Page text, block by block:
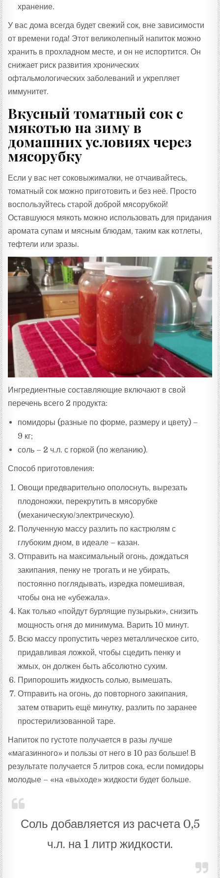
хранение.
У вас дома всегда будет свежий сок, вне зависимости
от времени года! Этот великолепный напиток можно
хранить в прохладном месте, и он не испортится. Он
снижает риск развития хронических
офтальмологических заболеваний и укрепляет
иммунитет.
Вкусный томатный сок с
мякотью на зиму в
домашних условиях через
мясорубку
Если у вас нет соковыжималки, не отчаивайтесь,
томатный сок можно приготовить и без неё. Просто
воспользуйтесь старой доброй мясорубкой!
Оставшуюся мякоть можно использовать для придания
аромата супам и мясным блюдам, таким как котлеты,
тефтели или зразы.
Ингредиентные составляющие включают в свой
перечень всего 2 продукта:
помидоры (разные по форме, размеру и цвету) –
9 кг;
соль – 2 ч.л. с горкой (по желанию).
Способ приготовления:
Овощи предварительно ополоснуть, вырезать
плодоножки, перекрутить в мясорубке
(механическую/электрическую).
Полученную массу разлить по кастрюлям с
глубоким дном, в идеале – казан.
Отправить на максимальный огонь, дождаться
закипания, пенку не трогать и не убирать,
постоянно поглядывать, изредка помешивая,
чтобы она не «убежала».
Как только «пойдут бурлящие пузырьки», снизить
мощность огня до минимума. Варить 10 минут.
Всю массу пропустить через металлическое сито,
придавливая ложкой, чтобы сцедить пенку и
жмых, он должен быть абсолютно сухим.
Припорошить жидкость солью, вымешать.
Отправить на огонь, до повторного закипания,
затем отварить ещё минутку, разлить по заранее
простерилизованной таре.
Напиток по густоте получается в разы лучше
«магазинного» и пользы от него в 10 раз больше! В
результате получается 5 литров сока, если помидоры
молодые – «на «выходе» жидкости будет больше.
Соль добавляется из расчета 0,5
ч.л. на 1 литр жидкости.